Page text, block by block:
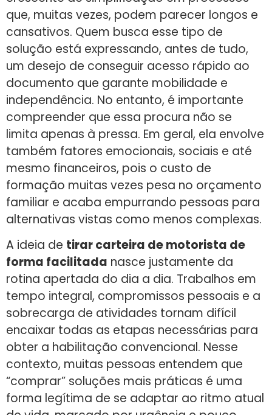
que, muitas vezes, podem parecer longos e
cansativos. Quem busca esse tipo de
solução está expressando, antes de tudo,
um desejo de conseguir acesso rápido ao
documento que garante mobilidade e
independência. No entanto, é importante
compreender que essa procura não se
limita apenas à pressa. Em geral, ela envolve
também fatores emocionais, sociais e até
mesmo financeiros, pois o custo de
formação muitas vezes pesa no orçamento
familiar e acaba empurrando pessoas para
alternativas vistas como menos complexas.
A ideia de tirar carteira de motorista de
forma facilitada nasce justamente da
rotina apertada do dia a dia. Trabalhos em
tempo integral, compromissos pessoais e a
sobrecarga de atividades tornam difícil
encaixar todas as etapas necessárias para
obter a habilitação convencional. Nesse
contexto, muitas pessoas entendem que
“comprar” soluções mais práticas é uma
forma legítima de se adaptar ao ritmo atual